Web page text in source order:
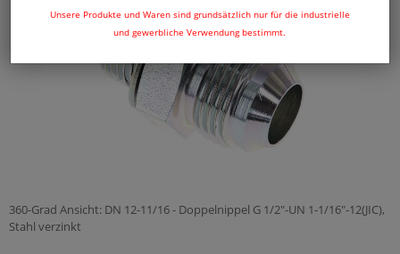
Unsere Produkte und Waren sind grundsätzlich nur für die industrielle
und gewerbliche Verwendung bestimmt.
360-Grad Ansicht: DN 12-11/16 - Doppelnippel G 1/2"-UN 1-1/16"-12(JIC),
Stahl verzinkt